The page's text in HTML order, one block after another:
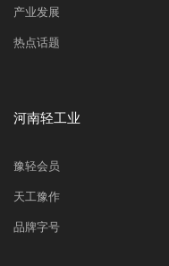
产业发展
热点话题
河南轻工业
豫轻会员
天工豫作
品牌字号